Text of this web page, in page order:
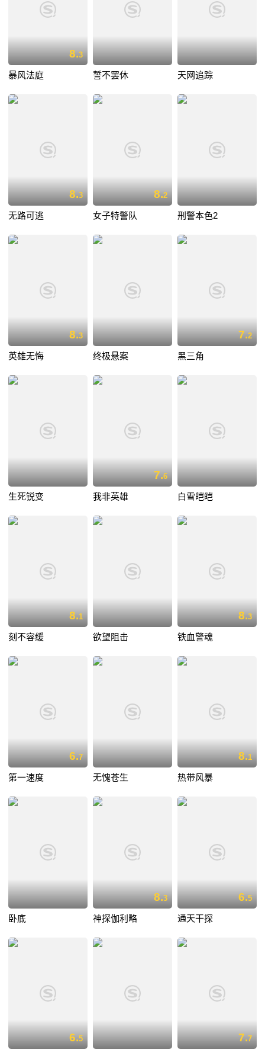
8.3
暴风法庭 誓不罢休 天网追踪
8.3
无路可逃
8.2
女子特警队 刑警本色2
8.3
英雄无悔 终极悬案
7.2
黑三角
生死锐变
7.6
我非英雄 白雪皑皑
8.1
刻不容缓 欲望阻击
8.3
铁血警魂
6.7
第一速度 无愧苍生
8.1
热带风暴
卧底
8.3
神探伽利略
6.5
通天干探
6.5 7.7